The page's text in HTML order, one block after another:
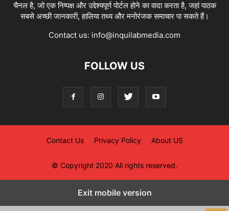
चैनल है, जो एक निष्पक्ष और उद्देश्यपूर्ण पोर्टल होने का वादा करता है, जहां पाठक
सबसे अच्छी जानकारी, हालिया तथ्य और मनोरंजक समाचार पा सकते हैं।
Contact us: info@inquilabmedia.com
FOLLOW US
Contact Us Privacy Policy About US
© Copyright 2020 All rights reserved.
Exit mobile version